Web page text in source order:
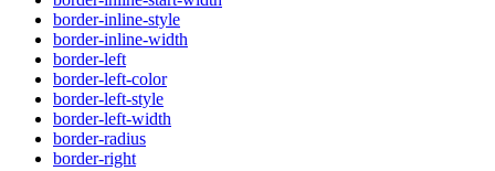
border-inline-style
border-inline-width
border-left
border-left-color
border-left-style
border-left-width
border-radius
border-right